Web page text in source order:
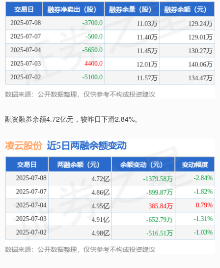
融资融券余额4.72亿元，较昨日下滑2.84%。